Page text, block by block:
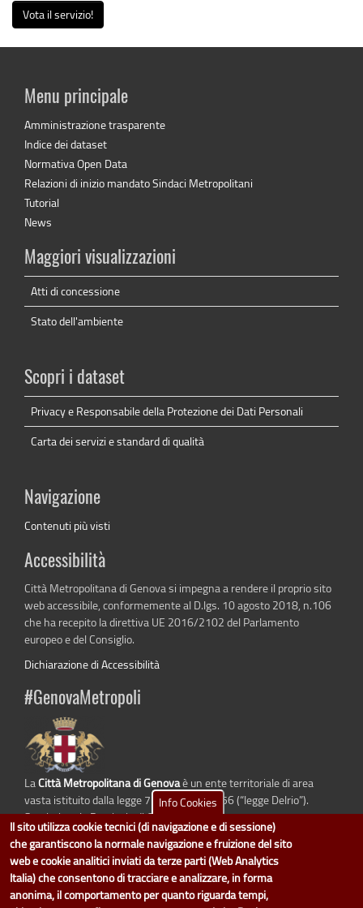
Vota il servizio!
Menu principale
Amministrazione trasparente
Indice dei dataset
Normativa Open Data
Relazioni di inizio mandato Sindaci Metropolitani
Tutorial
News
Maggiori visualizzazioni
Atti di concessione
Stato dell'ambiente
Scopri i dataset
Privacy e Responsabile della Protezione dei Dati Personali
Carta dei servizi e standard di qualità
Navigazione
Contenuti più visti
Accessibilità
Città Metropolitana di Genova si impegna a rendere il proprio sito
web accessibile, conformemente al D.lgs. 10 agosto 2018, n.106
che ha recepito la direttiva UE 2016/2102 del Parlamento
europeo e del Consiglio.
Dichiarazione di Accessibilità
#GenovaMetropoli
LaCittà Metropolitana di Genovaè un ente territoriale di area
vasta istituito dalla legge 7 aprile 2014 n. 56 (“legge Delrio”).
Sostituisce la Provincia di Genova.
dati.cittametropolitana.genova.itè il progetto "Open Data" della
Metropolitana di Genova.
Info Cookies
Il sito utilizza cookie tecnici (di navigazione e di sessione)
che garantiscono la normale navigazione e fruizione del sito
web e cookie analitici inviati da terze parti (Web Analytics
Italia) che consentono di tracciare e analizzare, in forma
anonima, il comportamento per quanto riguarda tempi,